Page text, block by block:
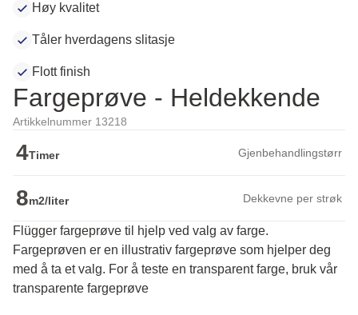
Høy kvalitet
Tåler hverdagens slitasje
Flott finish
Fargeprøve - Heldekkende
Artikkelnummer 13218
4Timer Gjenbehandlingstørr
8m2/liter Dekkevne per strøk
Flügger fargeprøve til hjelp ved valg av farge.
Fargeprøven er en illustrativ fargeprøve som hjelper deg
med å ta et valg. For å teste en transparent farge, bruk vår
transparente fargeprøve